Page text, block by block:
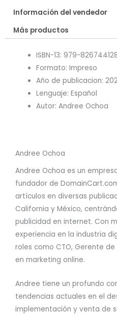
Información del vendedor
Más productos
ISBN-13: 979-
Formato: Impreso
Año de publicacion:
Lenguaje: Español
Autor: Andree Ochoa
Andree Ochoa
Andree Ochoa es un
fundador de
artículos en diversas
California y México,
publicidad en internet. Con
experiencia en la industria
roles como CTO, Gerente
en marketing online.
Andree tiene un profundo
tendencias actuales en el
implementación y venta de